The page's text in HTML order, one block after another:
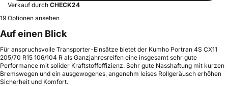
Verkauf durch CHECK24
19 Optionen ansehen
Auf einen Blick
Für anspruchsvolle Transporter-Einsätze bietet der Kumho Portran 4S CX11
205/70 R15 106/104 R als Ganzjahresreifen eine insgesamt sehr gute
Performance mit solider Kraftstoffeffizienz. Sehr gute Nasshaftung mit kurzen
Bremswegen und ein ausgewogenes, angenehm leises Rollgeräusch erhöhen
Sicherheit und Komfort.